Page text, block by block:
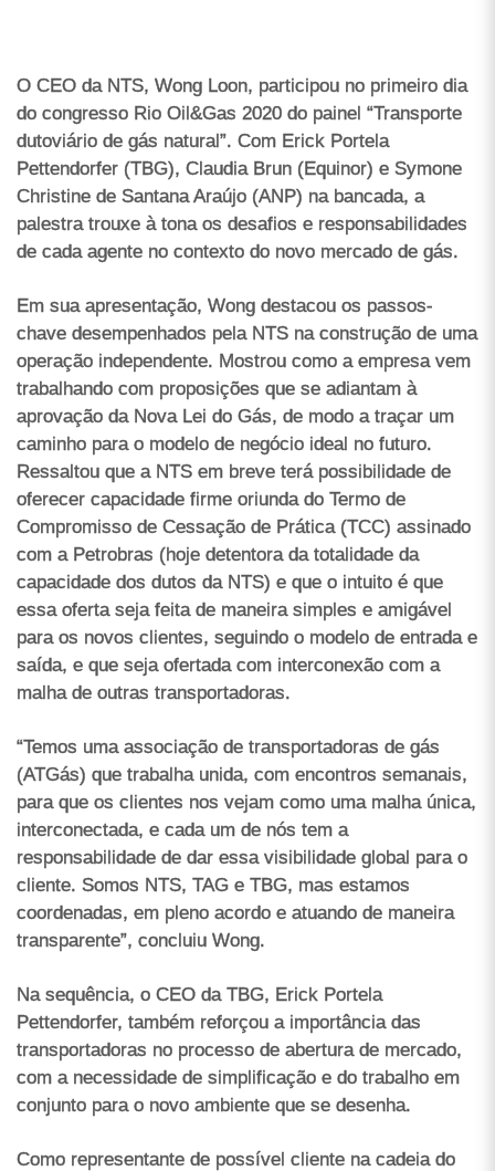
O CEO da NTS, Wong Loon, participou no primeiro dia
do congresso Rio Oil&Gas 2020 do painel “Transporte
dutoviário de gás natural”. Com Erick Portela
Pettendorfer (TBG), Claudia Brun (Equinor) e Symone
Christine de Santana Araújo (ANP) na bancada, a
palestra trouxe à tona os desafios e responsabilidades
de cada agente no contexto do novo mercado de gás.
Em sua apresentação, Wong destacou os passos-
chave desempenhados pela NTS na construção de uma
operação independente. Mostrou como a empresa vem
trabalhando com proposições que se adiantam à
aprovação da Nova Lei do Gás, de modo a traçar um
caminho para o modelo de negócio ideal no futuro.
Ressaltou que a NTS em breve terá possibilidade de
oferecer capacidade firme oriunda do Termo de
Compromisso de Cessação de Prática (TCC) assinado
com a Petrobras (hoje detentora da totalidade da
capacidade dos dutos da NTS) e que o intuito é que
essa oferta seja feita de maneira simples e amigável
para os novos clientes, seguindo o modelo de entrada e
saída, e que seja ofertada com interconexão com a
malha de outras transportadoras.
“Temos uma associação de transportadoras de gás
(ATGás) que trabalha unida, com encontros semanais,
para que os clientes nos vejam como uma malha única,
interconectada, e cada um de nós tem a
responsabilidade de dar essa visibilidade global para o
cliente. Somos NTS, TAG e TBG, mas estamos
coordenadas, em pleno acordo e atuando de maneira
transparente”, concluiu Wong.
Na sequência, o CEO da TBG, Erick Portela
Pettendorfer, também reforçou a importância das
transportadoras no processo de abertura de mercado,
com a necessidade de simplificação e do trabalho em
conjunto para o novo ambiente que se desenha.
Como representante de possível cliente na cadeia do